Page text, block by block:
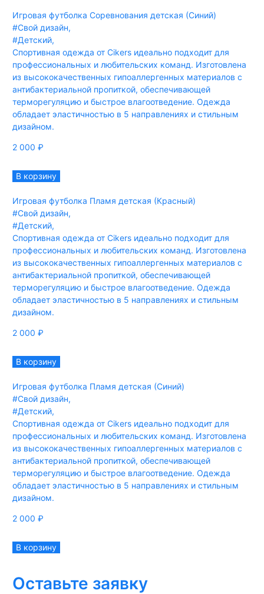
Игровая футболка Соревнования детская (Синий)
#Свой дизайн,
#Детский,
Спортивная одежда от Cikers идеально подходит для
профессиональных и любительских команд. Изготовлена
из высококачественных гипоаллергенных материалов с
антибактериальной пропиткой, обеспечивающей
терморегуляцию и быстрое влагоотведение. Одежда
обладает эластичностью в 5 направлениях и стильным
дизайном.
2 000 ₽
В корзину
Игровая футболка Пламя детская (Красный)
#Свой дизайн,
#Детский,
Спортивная одежда от Cikers идеально подходит для
профессиональных и любительских команд. Изготовлена
из высококачественных гипоаллергенных материалов с
антибактериальной пропиткой, обеспечивающей
терморегуляцию и быстрое влагоотведение. Одежда
обладает эластичностью в 5 направлениях и стильным
дизайном.
2 000 ₽
В корзину
Игровая футболка Пламя детская (Синий)
#Свой дизайн,
#Детский,
Спортивная одежда от Cikers идеально подходит для
профессиональных и любительских команд. Изготовлена
из высококачественных гипоаллергенных материалов с
антибактериальной пропиткой, обеспечивающей
терморегуляцию и быстрое влагоотведение. Одежда
обладает эластичностью в 5 направлениях и стильным
дизайном.
2 000 ₽
В корзину
Оставьте заявку